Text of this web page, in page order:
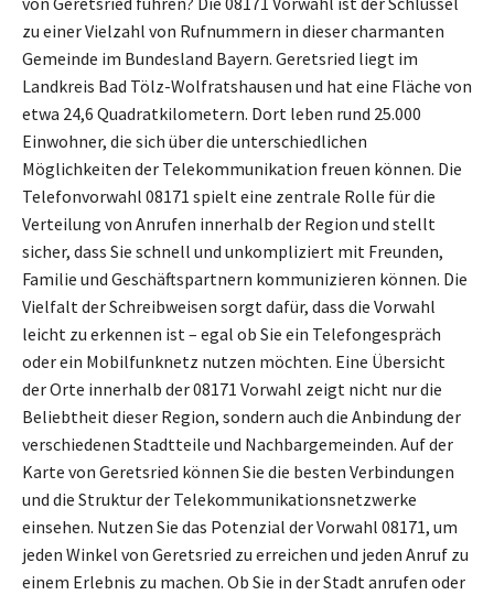
zu einer Vielzahl von Rufnummern in dieser charmanten
Gemeinde im Bundesland Bayern. Geretsried liegt im
Landkreis Bad Tölz-Wolfratshausen und hat eine Fläche von
etwa 24,6 Quadratkilometern. Dort leben rund 25.000
Einwohner, die sich über die unterschiedlichen
Möglichkeiten der Telekommunikation freuen können. Die
Telefonvorwahl 08171 spielt eine zentrale Rolle für die
Verteilung von Anrufen innerhalb der Region und stellt
sicher, dass Sie schnell und unkompliziert mit Freunden,
Familie und Geschäftspartnern kommunizieren können. Die
Vielfalt der Schreibweisen sorgt dafür, dass die Vorwahl
leicht zu erkennen ist – egal ob Sie ein Telefongespräch
oder ein Mobilfunknetz nutzen möchten. Eine Übersicht
der Orte innerhalb der 08171 Vorwahl zeigt nicht nur die
Beliebtheit dieser Region, sondern auch die Anbindung der
verschiedenen Stadtteile und Nachbargemeinden. Auf der
Karte von Geretsried können Sie die besten Verbindungen
und die Struktur der Telekommunikationsnetzwerke
einsehen. Nutzen Sie das Potenzial der Vorwahl 08171, um
jeden Winkel von Geretsried zu erreichen und jeden Anruf zu
einem Erlebnis zu machen. Ob Sie in der Stadt anrufen oder